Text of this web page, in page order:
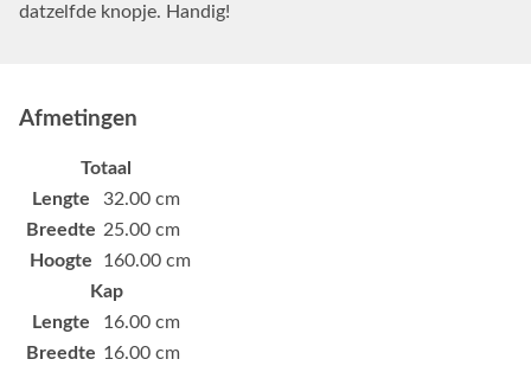
datzelfde knopje. Handig!
Afmetingen
Totaal
Lengte
32.00 cm
Breedte 25.00 cm
Hoogte
160.00 cm
Kap
Lengte
16.00 cm
Breedte 16.00 cm